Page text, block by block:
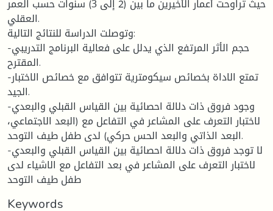
حيث تراوحت أعمار الأخيرين ما بين (2 إلى 3) سنوات حسب العمر
العقلي.
وتوصلت الدراسة للنتائج التالية:
-حجم الأثر المرتفع الذي يدلل على فعالية البرنامج التدريبي
المقترح.
-تمتع الاداة بخصائص سيكومترية تتوافق مع خصائص الاختبار
الجيد.
-وجود فروق ذات دلالة احصائية بين القياس القبلي والبعدي
لاختبار التعرف على المشاعر في التفاعل مع (البعد الاجتماعي،
البعد الذاتي والبعد الحس حركي) لدى طفل طيف التوحد.
-لا توجد فروق ذات دلالة احصائية بين القياس القبلي والبعدي
لاختبار التعرف على المشاعر في بعد التفاعل مع الاشياء لدى
طفل طيف التوحد
Keywords